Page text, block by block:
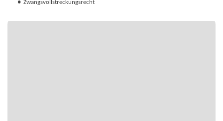
Zwangsvollstreckungsrecht